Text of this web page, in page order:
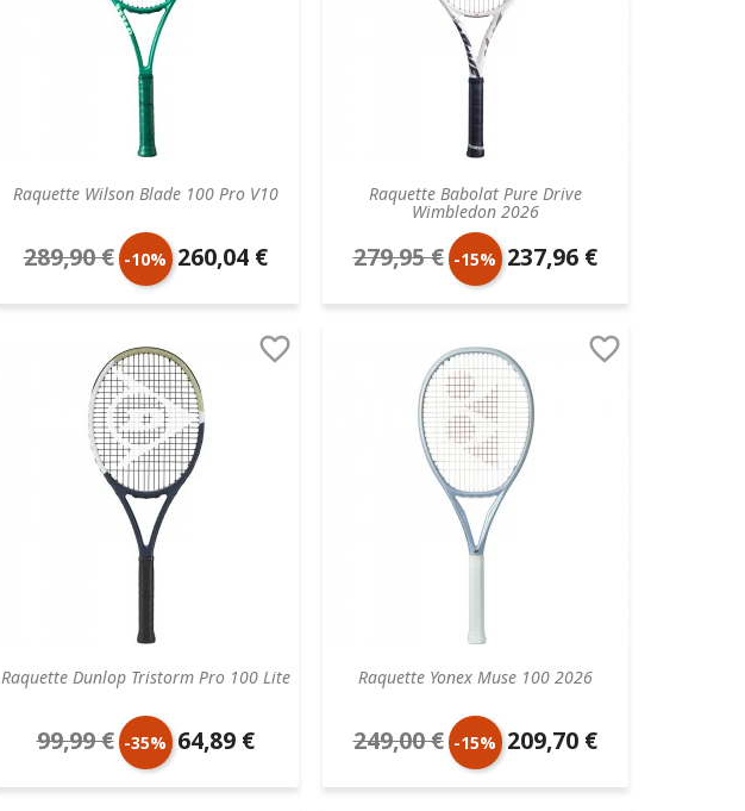
Raquette Wilson Blade 100 Pro V10
Prix
de
289,90 € -10% Prix
unitaire
260,04 €
Raquette Babolat Pure Drive
Wimbledon 2026
Prix
de
279,95 € -15% Prix
unitaire
237,96 €
Raquette Dunlop Tristorm Pro 100 Lite

Prix
de
99,99 € -35% Prix
unitaire
64,89 €
Raquette Yonex Muse 100 2026

Prix
de
249,00 € -15% Prix
unitaire
209,70 €